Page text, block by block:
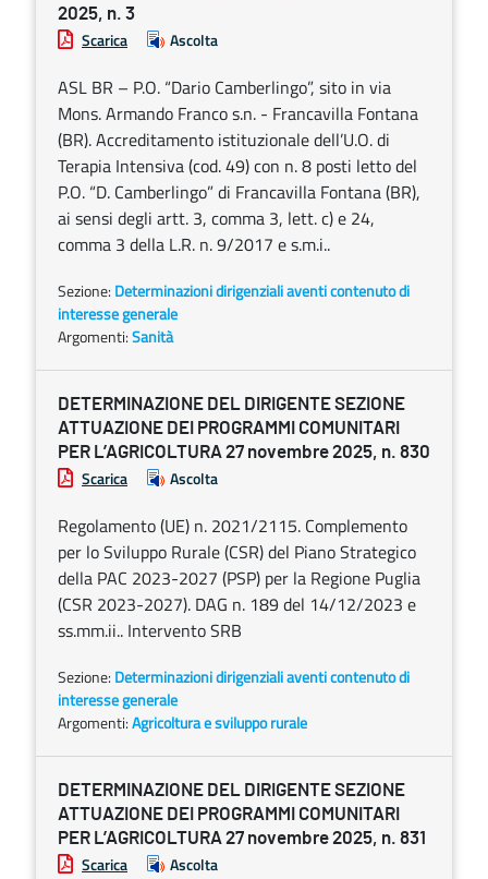
2025, n. 3
Scarica Ascolta
ASL BR – P.O. “Dario Camberlingo”, sito in via
Mons. Armando Franco s.n. - Francavilla Fontana
(BR). Accreditamento istituzionale dell’U.O. di
Terapia Intensiva (cod. 49) con n. 8 posti letto del
P.O. “D. Camberlingo” di Francavilla Fontana (BR),
ai sensi degli artt. 3, comma 3, lett. c) e 24,
comma 3 della L.R. n. 9/2017 e s.m.i..
Sezione: Determinazioni dirigenziali aventi contenuto di
interesse generale
Argomenti:Sanità
DETERMINAZIONE DEL DIRIGENTE SEZIONE
ATTUAZIONE DEI PROGRAMMI COMUNITARI
PER L’AGRICOLTURA 27 novembre 2025, n. 830
Scarica Ascolta
Regolamento (UE) n. 2021/2115. Complemento
per lo Sviluppo Rurale (CSR) del Piano Strategico
della PAC 2023-2027 (PSP) per la Regione Puglia
(CSR 2023-2027). DAG n. 189 del 14/12/2023 e
ss.mm.ii.. Intervento SRB
Sezione: Determinazioni dirigenziali aventi contenuto di
interesse generale
Argomenti:Agricoltura e sviluppo rurale
DETERMINAZIONE DEL DIRIGENTE SEZIONE
ATTUAZIONE DEI PROGRAMMI COMUNITARI
PER L’AGRICOLTURA 27 novembre 2025, n. 831
Scarica Ascolta